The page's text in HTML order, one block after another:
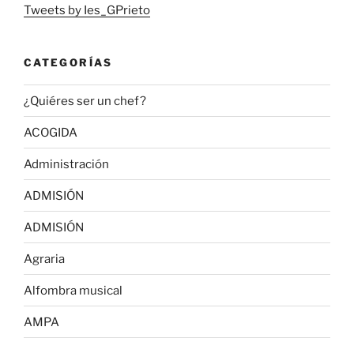
Tweets by Ies_GPrieto
CATEGORÍAS
¿Quiéres ser un chef?
ACOGIDA
Administración
ADMISIÓN
ADMISIÓN
Agraria
Alfombra musical
AMPA